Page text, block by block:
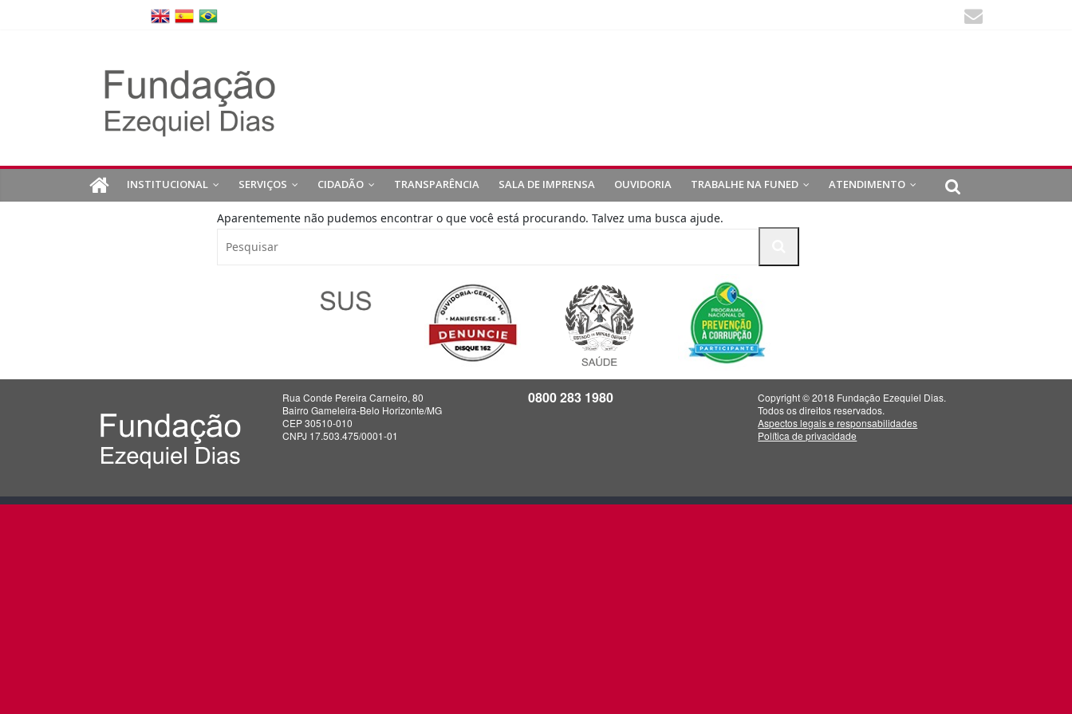
INSTITUCIONAL SERVIÇOS CIDADÃO TRANSPARÊNCIA SALA DE IMPRENSA OUVIDORIA TRABALHE NA FUNED ATENDIMENTO
Aparentemente não pudemos encontrar o que você está procurando. Talvez uma busca ajude.
Rua Conde Pereira Carneiro, 80
Bairro Gameleira-Belo Horizonte/MG
CEP 30510-010
CNPJ 17.503.475/0001-01
0800 283 1980
Copyright © 2018 Fundação Ezequiel Dias.
Todos os direitos reservados.
Aspectos legais e responsabilidades
Política de privacidade